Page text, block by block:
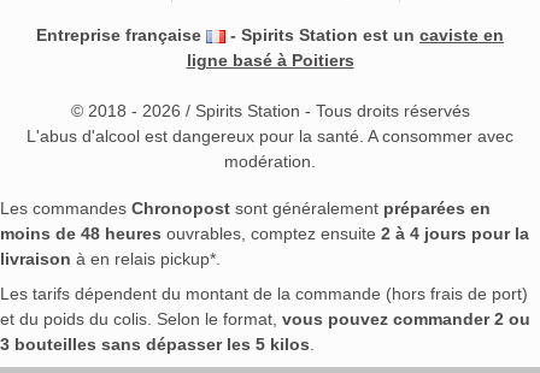
Entreprise française - Spirits Station est un caviste en
ligne basé à Poitiers
© 2018 - 2026 / Spirits Station - Tous droits réservés
L'abus d'alcool est dangereux pour la santé. A consommer avec
modération.
Les commandes Chronopost sont généralement préparées en
moins de 48 heures ouvrables, comptez ensuite 2 à 4 jours pour la
livraison à en relais pickup*.
Les tarifs dépendent du montant de la commande (hors frais de port)
et du poids du colis. Selon le format, vous pouvez commander 2 ou
3 bouteilles sans dépasser les 5 kilos.